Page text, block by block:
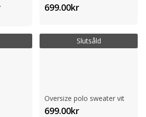
Det
599.00kr.
699.00kr
Slutsåld
Oversize polo sweater vit
699.00kr